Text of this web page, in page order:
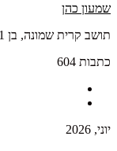
שמעון כהן
תושב קרית שמונה, בן 31, עובד בתחום ההיי-טק וכתב העיתון לענייני יהדות ועורך מדור "חזק וברוך".
כתבות 604
יוני, 2026